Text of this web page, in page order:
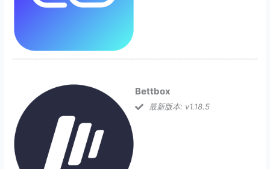
Bettbox
最新版本: v1.18.5